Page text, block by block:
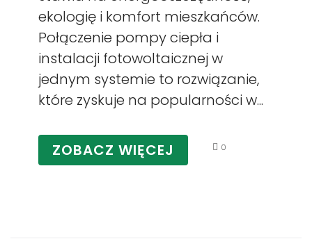
ekologię i komfort mieszkańców.
Połączenie pompy ciepła i
instalacji fotowoltaicznej w
jednym systemie to rozwiązanie,
które zyskuje na popularności w...
ZOBACZ WIĘCEJ 0